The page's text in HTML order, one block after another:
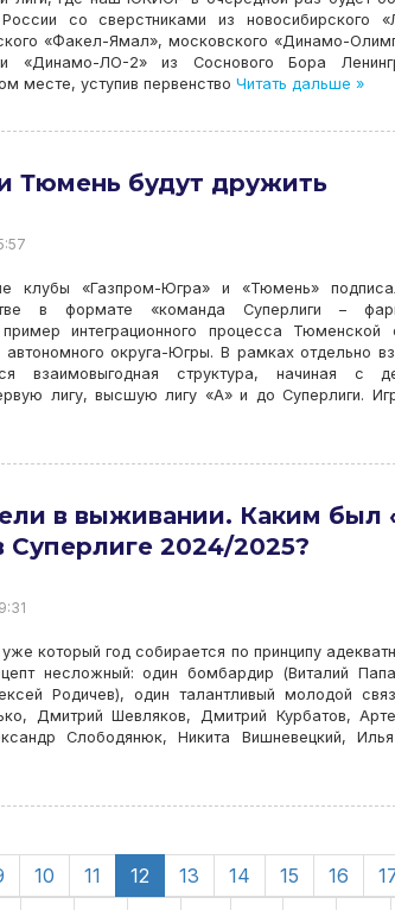
со сверстниками из новосибирского
«Факел-Ямал», московского «Динамо-
«Динамо-ЛО-2» из Соснового Бора
месте, уступив первенство Читать дальше »
Тюмень будут дружить
клубы «Газпром-Югра» и «Тюмень»
в формате «команда Суперлиги –
интеграционного процесса
автономного округа-Югры. В рамках отдельно
взаимовыгодная структура, начиная с
лигу, высшую лигу «А» и до Суперлиги.
в выживании. Каким был
Суперлиге 2024/2025?
который год собирается по принципу
несложный: один бомбардир (Виталий
Родичев), один талантливый молодой
Дмитрий Шевляков, Дмитрий Курбатов,
Слободянюк, Никита Вишневецкий,
10 11 12 13 14 15 16